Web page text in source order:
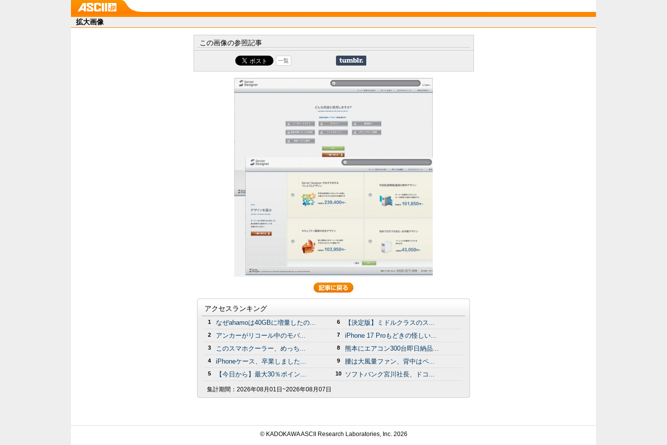
拡大画像
この画像の参照記事
一覧
アクセスランキング
1 なぜahamoは40GBに増量したの...
2 アンカーがリコール中のモバ...
3 このスマホクーラー、めっち...
4 iPhoneケース、卒業しました...
5 【今日から】最大30％ポイン...
6 【決定版】ミドルクラスのス...
7 iPhone 17 Proもどきの怪しい...
8 熊本にエアコン300台即日納品...
9 腰は大風量ファン、背中はペ...
10 ソフトバンク宮川社長、ドコ...
集計期間： 2026年08月01日~2026年08月07日
© KADOKAWA ASCII Research Laboratories, Inc. 2026